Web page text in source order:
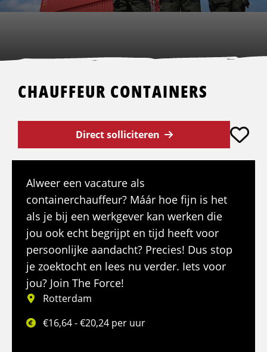
CHAUFFEUR CONTAINERS
Direct solliciteren
Alweer een vacature als
containerchauffeur? Máár hoe fijn is het
als je bij een werkgever kan werken die
jou ook echt begrijpt en tijd heeft voor
persoonlijke aandacht? Precies! Dus stop
je zoektocht en lees nu verder. Iets voor
jou? Join The Force!
Rotterdam
€16,64 - €20,24 per uur